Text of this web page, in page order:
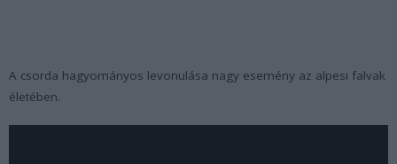
A csorda hagyományos levonulása nagy esemény az alpesi falvak
életében.